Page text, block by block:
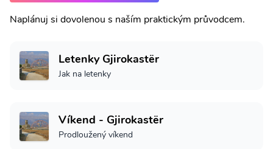
Naplánuj si dovolenou s naším praktickým průvodcem.
Letenky Gjirokastër
Jak na letenky
Víkend - Gjirokastër
Prodloužený víkend